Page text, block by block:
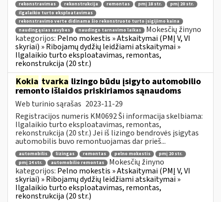
rekonstravimas rekonstrukcija remontas pmį 18 str.
pmį 20 str.
ilgalaikio turto eksploatavimas
rekonstravimo verte didinama šio rekonstruoto turto įsigijimo kaina
naudingąsias savybes
naudingo tarnavimo laikas
Mokesčių žinyno
kategorijos: Pelno mokestis » Atskaitymai (PMĮ V, VI
skyriai) » Ribojamų dydžių leidžiami atskaitymai »
Ilgalaikio turto eksploatavimas, remontas,
rekonstrukcija (20 str.)
Kokia tvarka lizingo būdu įsigyto automobilio
remonto išlaidos priskiriamos sąnaudoms
Web turinio sąrašas 2023-11-29
Registracijos numeris KM0692 Ši informacija skelbiama:
Ilgalaikio turto eksploatavimas, remontas,
rekonstrukcija (20 str.) Jei iš lizingo bendrovės įsigytas
automobilis buvo remontuojamas dar prieš...
automobilis lizingas remontas pelno mokestis
pmį 20 str.
pmį 14 str.
automobilio remontas
Mokesčių žinyno
kategorijos: Pelno mokestis » Atskaitymai (PMĮ V, VI
skyriai) » Ribojamų dydžių leidžiami atskaitymai »
Ilgalaikio turto eksploatavimas, remontas,
rekonstrukcija (20 str.)